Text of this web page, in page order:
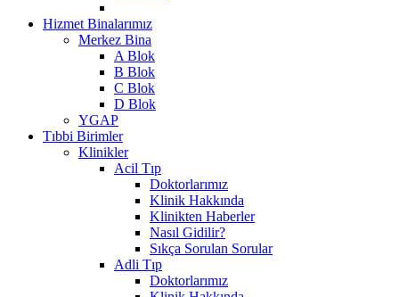
Hizmet Binalarımız
Merkez Bina
A Blok
B Blok
C Blok
D Blok
YGAP
Tıbbi Birimler
Klinikler
Acil Tıp
Doktorlarımız
Klinik Hakkında
Klinikten Haberler
Nasıl Gidilir?
Sıkça Sorulan Sorular
Adli Tıp
Doktorlarımız